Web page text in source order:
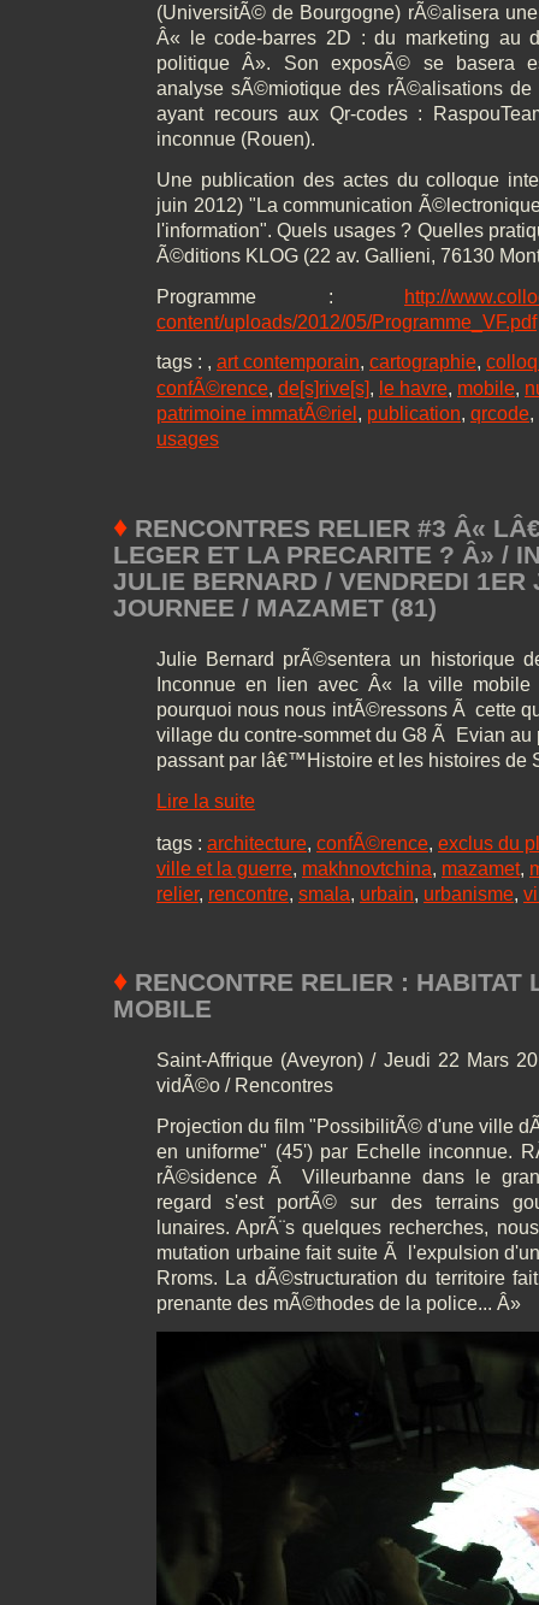
(UniversitÃ© de Bourgogne) rÃ©alisera
Â« le code-barres 2D : du marketing au
politique Â». Son exposÃ© se basera
analyse sÃ©miotique des rÃ©alisations de
ayant recours aux Qr-codes :
inconnue (Rouen).
Une publication des actes du colloque
juin 2012) "La communication
l'information". Quels usages ? Quelles
Ã©ditions KLOG (22 av. Gallieni, 76130
Programme :
http://
content/uploads/2012/05/Programme_VF.pdf
tags : , art contemporain, cartographie,
confÃ©rence, de[s]rive[s], le havre, mobile,
patrimoine immatÃ©riel , publication, qrcode,
usages
♦ RENCONTRES RELIER #3 Â«
LEGER ET LA PRECARITE ? Â» /
JULIE BERNARD / VENDREDI 1ER
JOURNEE / MAZAMET (81)
Julie Bernard prÃ©sentera un historique
Inconnue en lien avec Â« la ville
pourquoi nous nous intÃ©ressons Ã cette
village du contre-sommet du G8 Ã Evian au
passant par lâ€™Histoire et les histoires de
Lire la suite
tags : architecture, confÃ©rence, exclus du
ville et la guerre, makhnovtchina, mazamet,
relier, rencontre, smala, urbain, urbanisme,
♦ RENCONTRE RELIER : HABITAT
MOBILE
Saint-Affrique (Aveyron) / Jeudi 22 Mars
vidÃ©o / Rencontres
Projection du film "PossibilitÃ© d'une ville
en uniforme" (45') par Echelle inconnue.
rÃ©sidence Ã Villeurbanne dans le
regard s'est portÃ© sur des terrains
lunaires. AprÃ¨s quelques recherches,
mutation urbaine fait suite Ã l'expulsion
Rroms. La dÃ©structuration du territoire
prenante des mÃ©thodes de la police... Â»